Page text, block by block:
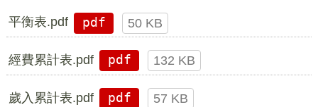
平衡表.pdf pdf 50 KB
經費累計表.pdf pdf 132 KB
歲入累計表.pdf pdf 57 KB